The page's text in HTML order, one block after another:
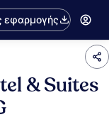
εφαρμογής
& Suites